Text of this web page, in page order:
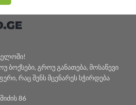
₾1,000.00
ბოქსები, გროუ განათება, მოსაწევი
რაც შენს მცენარეს სჭირდება
86